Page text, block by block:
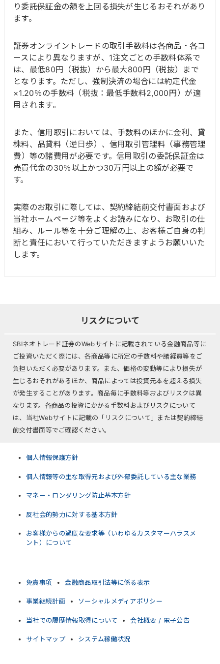
り委託保証金の額を上回る損失が生じるおそれがあり
ます。
証券オンライントレードの取引手数料は各商品・各コ
ースにより異なりますが、1注文ごとの手数料体系で
は、最低80円（税抜）から最大800円（税抜）まで
となります。ただし、強制決済の場合には約定代金
×1.20％の手数料（税抜：最低手数料2,000円）が適
用されます。
また、信用取引においては、手数料のほかに金利、貸
株料、品貸料（逆日歩）、信用取引管理料（事務管理
費）等の諸費用が必要です。信用取引の委託保証金は
売買代金の30％以上かつ30万円以上の額が必要で
す。
実際のお取引に際しては、契約締結前交付書面および
当社ホームページ等をよくお読みになり、お取引の仕
組み、ルール等を十分ご理解の上、お客様ご自身の判
断と責任において行っていただきますようお願いいた
します。
リスクについて
SBIネオトレード証券のWebサイトに記載されている金融商品等に
ご投資いただく際には、各商品等に所定の手数料や諸経費等をご
負担いただく必要があります。また、価格の変動等により損失が
生じるおそれがあるほか、商品によっては投資元本を超える損失
が発生することがあります。商品毎に手数料等およびリスクは異
なります。各商品の投資にかかる手数料およびリスクについて
は、当社Webサイトに記載の「リスクについて」または契約締結
前交付書面等でご確認ください。
個人情報保護方針
個人情報等の主な取得元および外部委託している主な業務
マネー・ロンダリング防止基本方針
反社会的勢力に対する基本方針
お客様からの過度な要求等（いわゆるカスタマーハラスメ
ント）について
免責事項 金融商品取引法等に係る表示
事業継続計画 ソーシャルメディアポリシー
当社での履歴情報取得について 会社概要 / 電子公告
サイトマップ システム稼働状況